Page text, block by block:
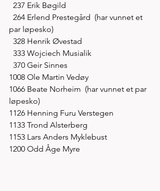
  237 Erik Bøgild
par løpesko)
  328 Henrik Øvestad
  333 Wojciech Musialik
  370 Geir Sinnes
1008 Ole Martin Vedøy
1066 Beate Norheim  (har vunnet et par
løpesko)
1126 Henning Furu Verstegen
1133 Trond Alsterberg
1153 Lars Anders Myklebust
1200 Odd Åge Myre